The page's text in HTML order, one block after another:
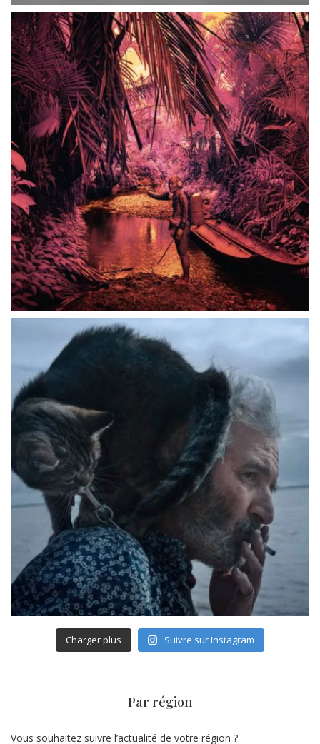
Charger plus Suivre sur Instagram
Par région
Vous souhaitez suivre l’actualité de votre région ?